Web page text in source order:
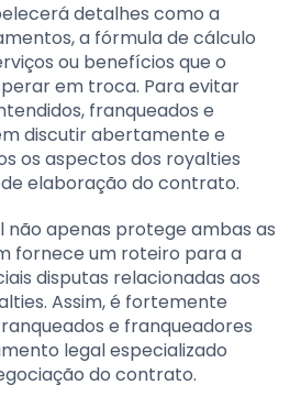
detalhes como a
a fórmula de cálculo
ou benefícios que o
em troca. Para evitar
franqueados e
discutir abertamente e
os aspectos dos royalties
elaboração do contrato.
apenas protege ambas as
fornece um roteiro para a
disputas relacionadas aos
Assim, é fortemente
e franqueadores
legal especializado
do contrato.